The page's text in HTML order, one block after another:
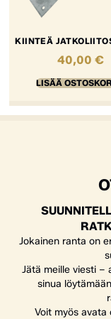
KIINTEÄ
40,00 €
LISÄÄ
Jokainen ranta on
Jätä meille viesti –
sinua
Voit myös